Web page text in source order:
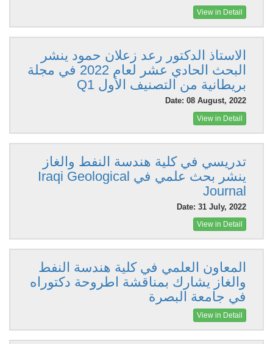
View in Detail
الاستاذ الدكتور رعد زعلان حمود ينشر
البحث الحادي عشر لعام 2022 في مجلة
بريطانية من التصنيف الأول Q1
Date: 08 August, 2022
View in Detail
تدريسي في كلية هندسة النفط والغاز
ينشر بحث علمي في Iraqi Geological
Journal
Date: 31 July, 2022
View in Detail
المعاون العلمي في كلية هندسة النفط
والغاز يشارك بمناقشة اطروحة دكتوراه
في جامعة البصرة
View in Detail